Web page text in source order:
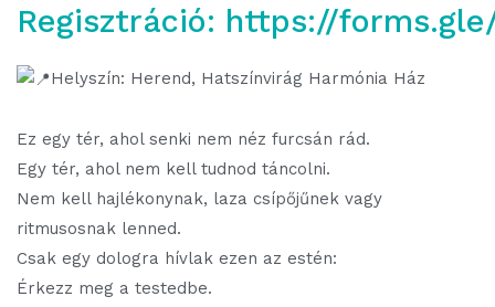
Regisztráció: https://forms.gle/
Helyszín: Herend, Hatszínvirág Harmónia Ház
Ez egy tér, ahol senki nem néz furcsán rád.
Egy tér, ahol nem kell tudnod táncolni.
Nem kell hajlékonynak, laza csípőjűnek vagy
ritmusosnak lenned.
Csak egy dologra hívlak ezen az estén:
Érkezz meg a testedbe.